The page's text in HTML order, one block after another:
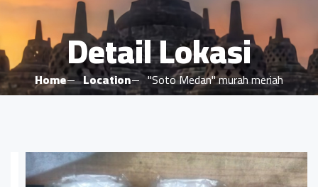
Detail Lokasi
Home Location "Soto Medan" murah meriah